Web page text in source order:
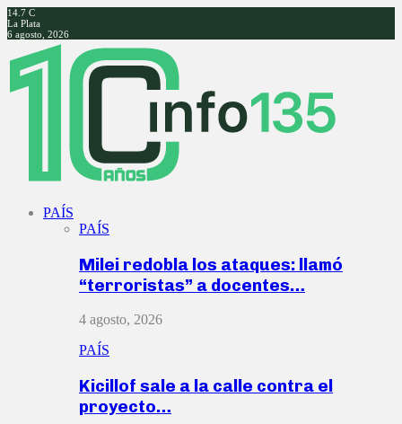
14.7 C
La Plata
6 agosto, 2026
Facebook
Twitter
Instagram
Youtube
PAÍS
PAÍS
Milei redobla los ataques: llamó
“terroristas” a docentes…
4 agosto, 2026
PAÍS
Kicillof sale a la calle contra el
proyecto…